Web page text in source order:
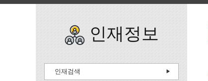
인재정보
인재검색